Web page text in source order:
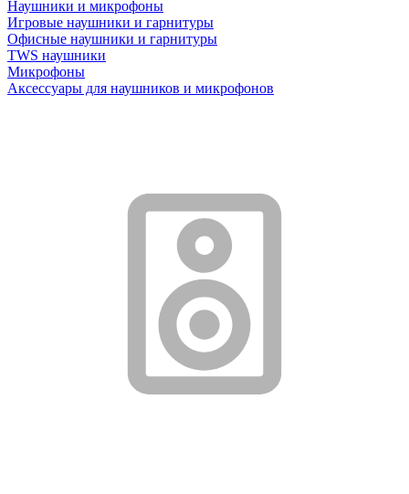
Наушники и микрофоны
Игровые наушники и гарнитуры
Офисные наушники и гарнитуры
TWS наушники
Микрофоны
Аксессуары для наушников и микрофонов